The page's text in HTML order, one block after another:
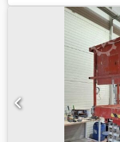
elektrický pohon, rok
WhatsApp. Stálá
uvedeny bez DPH,
de Wert Trading B.V.
strojů, nákladních
naše dodávky jsou
„tak, jak je“, bez záruk
podmínky). Pro
nezávazně domluvit
nejsme zde nepřetržitě.
Trading B.V.